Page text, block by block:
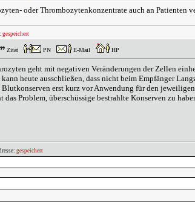
oder Thrombozytenkonzentrate auch an Patienten
gespeichert
Zitat PN E-Mail HP
geht mit negativen Veränderungen der Zellen
heute ausschließen, dass nicht beim Empfänger
erst kurz vor Anwendung für den
Problem, überschüssige bestrahlte Konserven zu
gespeichert